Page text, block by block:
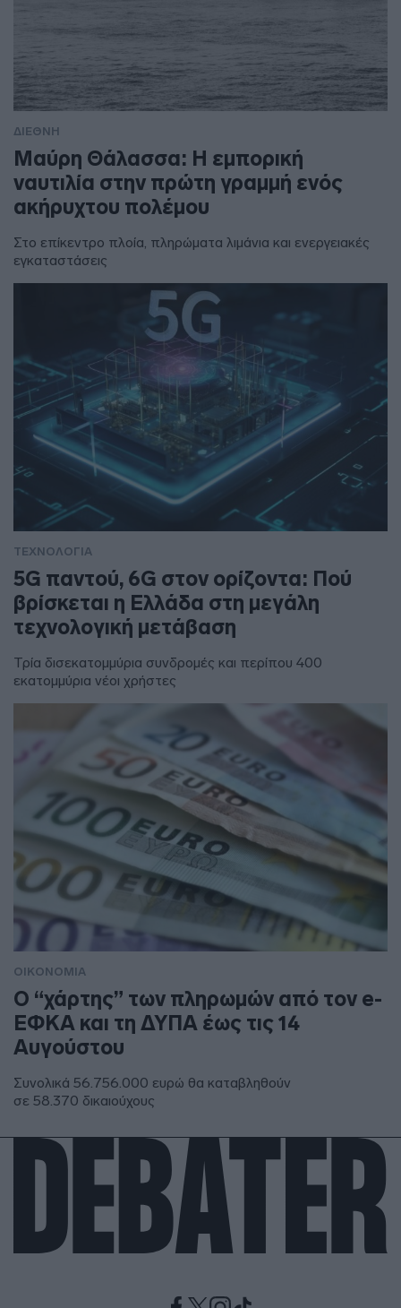
ΔΙΕΘΝΗ
Μαύρη Θάλασσα: Η εμπορική
ναυτιλία στην πρώτη γραμμή ενός
ακήρυχτου πολέμου
Στο επίκεντρο πλοία, πληρώματα λιμάνια και ενεργειακές
εγκαταστάσεις
ΤΕΧΝΟΛΟΓΙΑ
5G παντού, 6G στον ορίζοντα: Πού
βρίσκεται η Ελλάδα στη μεγάλη
τεχνολογική μετάβαση
Τρία δισεκατομμύρια συνδρομές και περίπου 400
εκατομμύρια νέοι χρήστες
ΟΙΚΟΝΟΜΙΑ
Ο “χάρτης” των πληρωμών από τον e-
ΕΦΚΑ και τη ΔΥΠΑ έως τις 14
Αυγούστου
Συνολικά 56.756.000 ευρώ θα καταβληθούν
σε 58.370 δικαιούχους